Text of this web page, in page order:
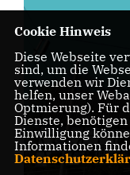
Cookie Hinweis
Diese Webseite
sind, um die
verwenden wir
helfen, unser
Optmierung). Für
Dienste,
Einwilligung
Informationen